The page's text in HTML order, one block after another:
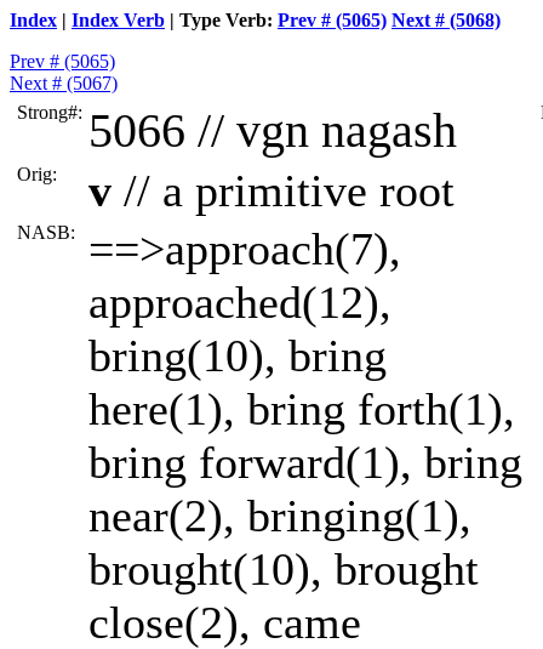
Index | Index Verb | Type Verb: Prev # (5065) Next # (5068)
Prev # (5065)
Next # (5067)
Strong#: 5066 // vgn nagash
Orig: v // a primitive root
NASB:
==>approach(7),
approached(12),
bring(10), bring
here(1), bring forth(1),
bring forward(1), bring
near(2), bringing(1),
brought(10), brought
close(2), came